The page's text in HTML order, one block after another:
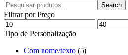
Search
Filtrar por Preço
Tipo de Personalização
Com nome/texto (5)